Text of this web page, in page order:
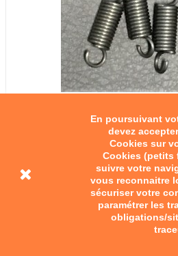
En poursuivant
devez
Cookies sur
Cookies (petits
suivre votre
vous reconnaitre
sécuriser votre
paramétrer les
obligations/